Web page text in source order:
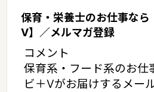
保育・栄養士のお仕事なら
V】／メルマガ登録
コメント
保育系・フード系のお仕
ビ＋Vがお届けするメー